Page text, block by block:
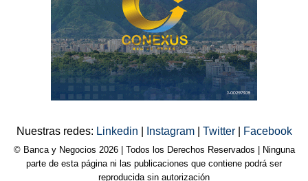
Nuestras redes: Linkedin Instagram Twitter Facebook
© Banca y Negocios 2026 | Todos los Derechos Reservados | Ninguna
parte de esta página ni las publicaciones que contiene podrá ser
reproducida sin autorización